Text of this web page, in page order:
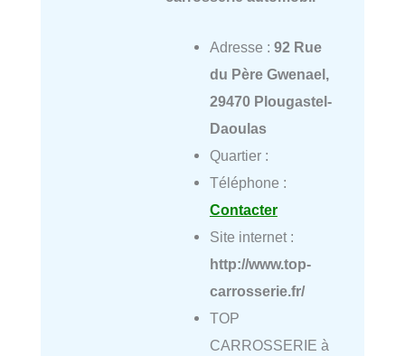
Adresse : 92 Rue
du Père Gwenael,
29470 Plougastel-
Daoulas
Quartier :
Téléphone :
Contacter
Site internet :
http://www.top-
carrosserie.fr/
TOP
CARROSSERIE à